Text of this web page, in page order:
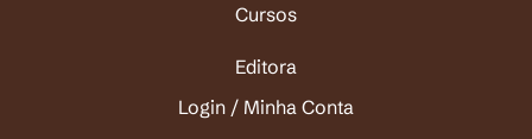
Cursos
Editora
Login / Minha Conta